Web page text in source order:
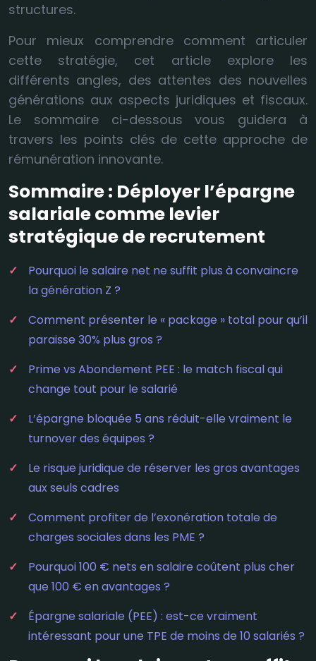
structures.
Pour mieux comprendre comment articuler
cette stratégie, cet article explore les
différents angles, des attentes des nouvelles
générations aux aspects juridiques et fiscaux.
Le sommaire ci-dessous vous guidera à
travers les points clés de cette approche de
rémunération innovante.
Sommaire : Déployer l’épargne
salariale comme levier
stratégique de recrutement
Pourquoi le salaire net ne suffit plus à convaincre
la génération Z ?
Comment présenter le « package » total pour qu’il
paraisse 30% plus gros ?
Prime vs Abondement PEE : le match fiscal qui
change tout pour le salarié
L’épargne bloquée 5 ans réduit-elle vraiment le
turnover des équipes ?
Le risque juridique de réserver les gros avantages
aux seuls cadres
Comment profiter de l’exonération totale de
charges sociales dans les PME ?
Pourquoi 100 € nets en salaire coûtent plus cher
que 100 € en avantages ?
Épargne salariale (PEE) : est-ce vraiment
intéressant pour une TPE de moins de 10 salariés ?